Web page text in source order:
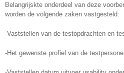
Belangrijskte onderdeel van deze
worden de volgende zaken vastgesteld:
-Vaststellen van de testopdrachten en
-Het gewenste profiel van de